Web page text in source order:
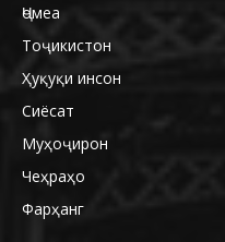
Ҷомеа
Тоҷикистон
Ҳуқуқи инсон
Сиёсат
Муҳоҷирон
Чеҳраҳо
Фарҳанг